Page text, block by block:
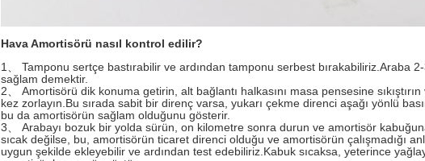
Hava Amortisörü nasıl kontrol edilir?
1、 Tamponu sertçe bastırabilir ve ardından tamponu serbest bırakabiliriz.Araba
sağlam demektir.
2、 Amortisörü dik konuma getirin, alt bağlantı halkasını masa pensesine
kez zorlayın.Bu sırada sabit bir direnç varsa, yukarı çekme direnci aşağı yönlü
bu da amortisörün sağlam olduğunu gösterir.
3、 Arabayı bozuk bir yolda sürün, on kilometre sonra durun ve amortisör
sıcak değilse, bu, amortisörün ticaret direnci olduğu ve amortisörün çalışmadığı
uygun şekilde ekleyebilir ve ardından test edebiliriz.Kabuk sıcaksa, yeterince